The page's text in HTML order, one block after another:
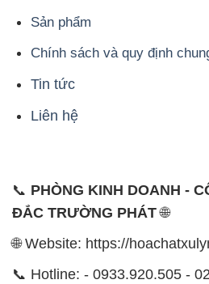
Sản phẩm
Chính sách và quy định
Tin tức
Liên hệ
📞 PHÒNG KINH DOANH -
ĐẮC TRƯỜNG PHÁT🌐
🌐 Website: https://
📞 Hotline: - 0933.920.505 -